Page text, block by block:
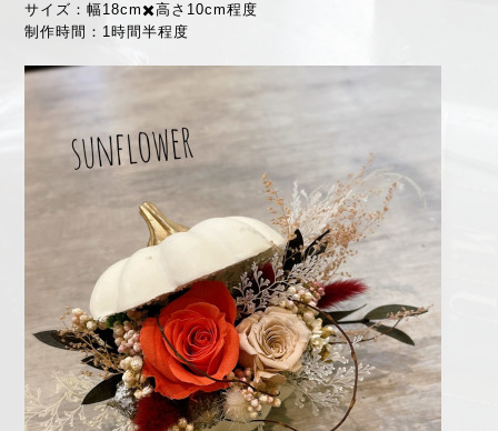
サイズ：幅18cm✖️高さ10cm程度
制作時間：1時間半程度